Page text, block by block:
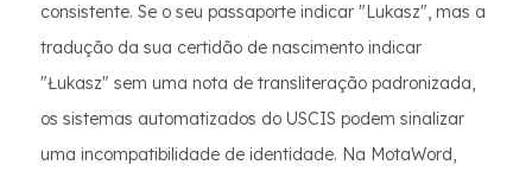
consistente. Se o seu passaporte indicar "Lukasz", mas a
tradução da sua certidão de nascimento indicar
"Łukasz" sem uma nota de transliteração padronizada,
os sistemas automatizados do USCIS podem sinalizar
uma incompatibilidade de identidade. Na MotaWord,